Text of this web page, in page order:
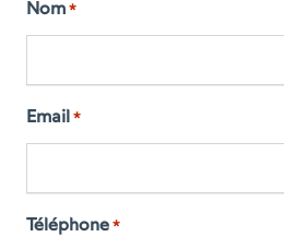
Nom *
Email *
Téléphone *